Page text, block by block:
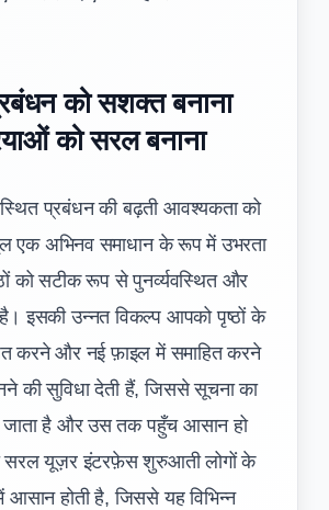
को सशक्त बनाना
को सरल बनाना
प्रबंधन की बढ़ती आवश्यकता को
एक अभिनव समाधान के रूप में उभरता
को सटीक रूप से पुनर्व्यवस्थित और
इसकी उन्नत विकल्प आपको पृष्ठों के
करने और नई फ़ाइल में समाहित करने
की सुविधा देती हैं, जिससे सूचना का
जाता है और उस तक पहुँच आसान हो
सरल यूज़र इंटरफ़ेस शुरुआती लोगों के
आसान होती है, जिससे यह विभिन्न